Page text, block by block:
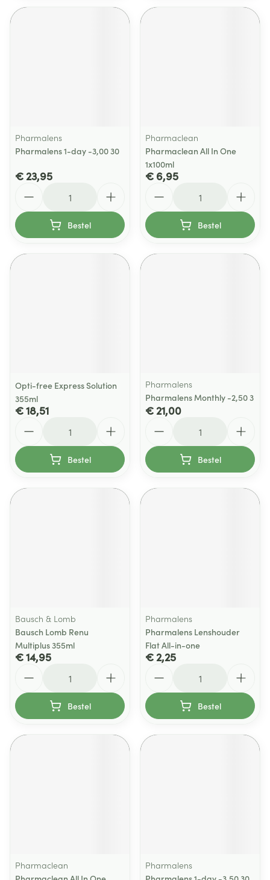
Pharmalens
Pharmalens 1-day -3,00 30
€ 23,95
Bestel
Pharmaclean
Pharmaclean All In One
1x100ml
€ 6,95
Bestel
Opti-free Express Solution
355ml
€ 18,51
Bestel
Pharmalens
Pharmalens Monthly -2,50 3
€ 21,00
Bestel
Bausch & Lomb
Bausch Lomb Renu
Multiplus 355ml
€ 14,95
Bestel
Pharmalens
Pharmalens Lenshouder
Flat All-in-one
€ 2,25
Bestel
Pharmaclean
Pharmalens